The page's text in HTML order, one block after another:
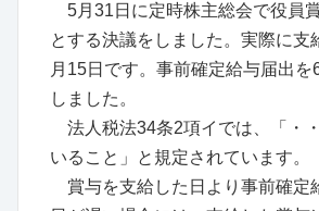
5月31日に定時株主総会で役員
とする決議をしました。実際に支
月15日です。事前確定給与届出を
しました。
法人税法34条2項イでは、「・
いること」と規定されています。
賞与を支給した日より事前確定